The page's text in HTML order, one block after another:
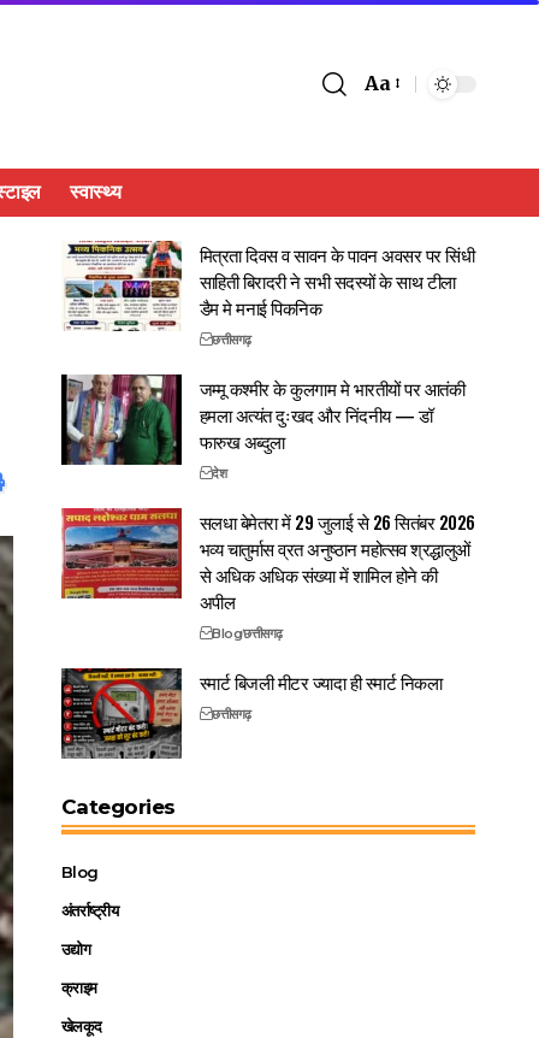
Aa
स्वास्थ्य
मित्रता दिवस व सावन के पावन अवसर पर सिंधी
साहिती बिरादरी ने सभी सदस्यों के साथ टीला
डैम मे मनाई पिकनिक
छत्तीसगढ़
जम्मू कश्मीर के कुलगाम मे भारतीयों पर आतंकी
हमला अत्यंत दुःखद और निंदनीय — डॉ
फारुख अब्दुला
देश
सलधा बेमेतरा में 29 जुलाई से 26 सितंबर 2026
भव्य चातुर्मास व्रत अनुष्ठान महोत्सव श्रद्धालुओं
से अधिक अधिक संख्या में शामिल होने की
अपील
Blogछत्तीसगढ़
स्मार्ट बिजली मीटर ज्यादा ही स्मार्ट निकला
छत्तीसगढ़
Categories
Blog
अंतर्राष्ट्रीय
उद्योग
क्राइम
खेलकूद